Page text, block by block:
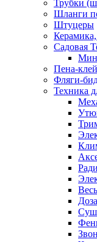
Трубки
Шланги
Штуцеры
Садовая
Пена-
Фляги-
Техника